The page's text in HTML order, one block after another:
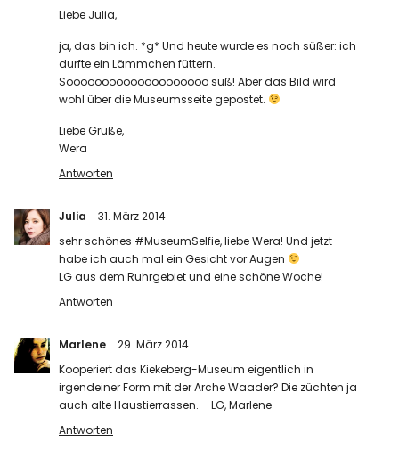
Liebe Julia,
ja, das bin ich. *g* Und heute wurde es noch süßer: ich
durfte ein Lämmchen füttern.
Soooooooooooooooooooo süß! Aber das Bild wird
wohl über die Museumsseite gepostet.
Liebe Grüße,
Wera
Antworten
Julia
31. März 2014
sehr schönes #MuseumSelfie, liebe Wera! Und jetzt
habe ich auch mal ein Gesicht vor Augen
LG aus dem Ruhrgebiet und eine schöne Woche!
Antworten
Marlene
29. März 2014
Kooperiert das Kiekeberg-Museum eigentlich in
irgendeiner Form mit der Arche Waader? Die züchten ja
auch alte Haustierrassen. – LG, Marlene
Antworten